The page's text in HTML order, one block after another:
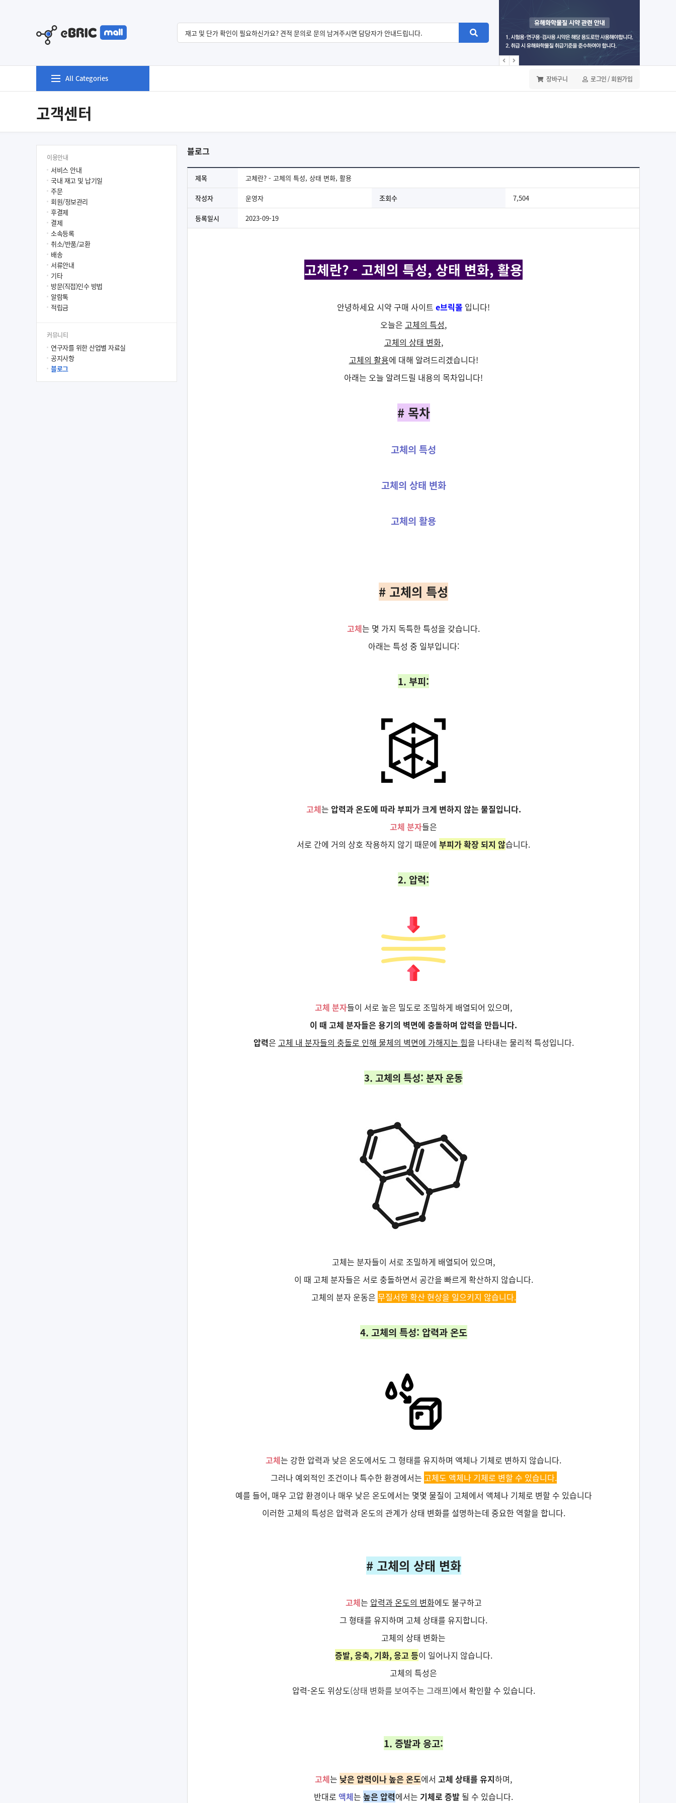
All Categories 장바구니 로그인 / 회원가입
고객센터
이용안내
서비스 안내
국내 재고 및 납기일
주문
회원/정보관리
후결제
결제
소속등록
취소/반품/교환
배송
서류안내
기타
방문(직접)인수 방법
알람톡
적립금
커뮤니티
연구자를 위한 산업별 자료실
공지사항
블로그
블로그
제목 고체란? - 고체의 특성, 상태 변화, 활용
작성자 운영자 조회수 7,504
등록일시 2023-09-19
고체란? - 고체의 특성, 상태 변화, 활용
안녕하세요 시약 구매 사이트 e브릭몰 입니다!
오늘은 고체의 특성,
고체의 상태 변화,
고체의 활용에 대해 알려드리겠습니다!
아래는 오늘 알려드릴 내용의 목차입니다!
# 목차
고체의 특성
고체의 상태 변화
고체의 활용
# 고체의 특성
고체는 몇 가지 독특한 특성을 갖습니다.
아래는 특성 중 일부입니다:
1. 부피:
고체는 압력과 온도에 따라 부피가 크게 변하지 않는 물질입니다.
고체 분자들은
서로 간에 거의 상호 작용하지 않기 때문에 부피가 확장 되지 않습니다.
2. 압력:
고체 분자들이 서로 높은 밀도로 조밀하게 배열되어 있으며,
이 때 고체 분자들은 용기의 벽면에 충돌하며 압력을 만듭니다.
압력은 고체 내 분자들의 충돌로 인해 물체의 벽면에 가해지는 힘을 나타내는 물리적 특성입니다.
3. 고체의 특성: 분자 운동
고체는 분자들이 서로 조밀하게 배열되어 있으며,
이 때 고체 분자들은 서로 충돌하면서 공간을 빠르게 확산하지 않습니다.
고체의 분자 운동은 무질서한 확산 현상을 일으키지 않습니다.
4. 고체의 특성: 압력과 온도
고체는 강한 압력과 낮은 온도에서도 그 형태를 유지하며 액체나 기체로 변하지 않습니다.
그러나 예외적인 조건이나 특수한 환경에서는 고체도 액체나 기체로 변할 수 있습니다.
예를 들어, 매우 고압 환경이나 매우 낮은 온도에서는 몇몇 물질이 고체에서 액체나 기체로 변할 수 있습니다
이러한 고체의 특성은 압력과 온도의 관계가 상태 변화를 설명하는데 중요한 역할을 합니다.
# 고체의 상태 변화
고체는 압력과 온도의 변화에도 불구하고
그 형태를 유지하며 고체 상태를 유지합니다.
고체의 상태 변화는
증발, 응축, 기화, 응고 등이 일어나지 않습니다.
고체의 특성은
압력-온도 위상도(상태 변화를 보여주는 그래프)에서 확인할 수 있습니다.
1. 증발과 응고:
고체는 낮은 압력이나 높은 온도에서 고체 상태를 유지하며,
반대로 액체는 높은 압력에서는 기체로 증발 될 수 있습니다.